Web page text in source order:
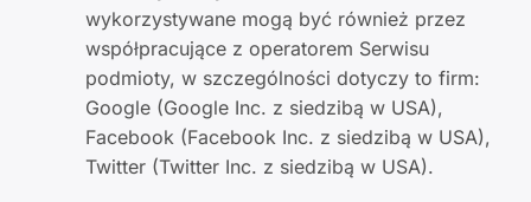
wykorzystywane mogą być również przez
współpracujące z operatorem Serwisu
podmioty, w szczególności dotyczy to firm:
Google (Google Inc. z siedzibą w USA),
Facebook (Facebook Inc. z siedzibą w USA),
Twitter (Twitter Inc. z siedzibą w USA).